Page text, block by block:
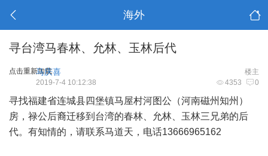
海外
寻台湾马春林、允林、玉林后代
点击重新加载 楼主
马庆喜
4353 0
2019-7-4 10:12:38
寻找福建省连城县四堡镇马屋村河图公（河南磁州知州）
房，禄公后裔迁移到台湾的春林、允林、玉林三兄弟的后
代。有知情的，请联系马道天，电话13666965162